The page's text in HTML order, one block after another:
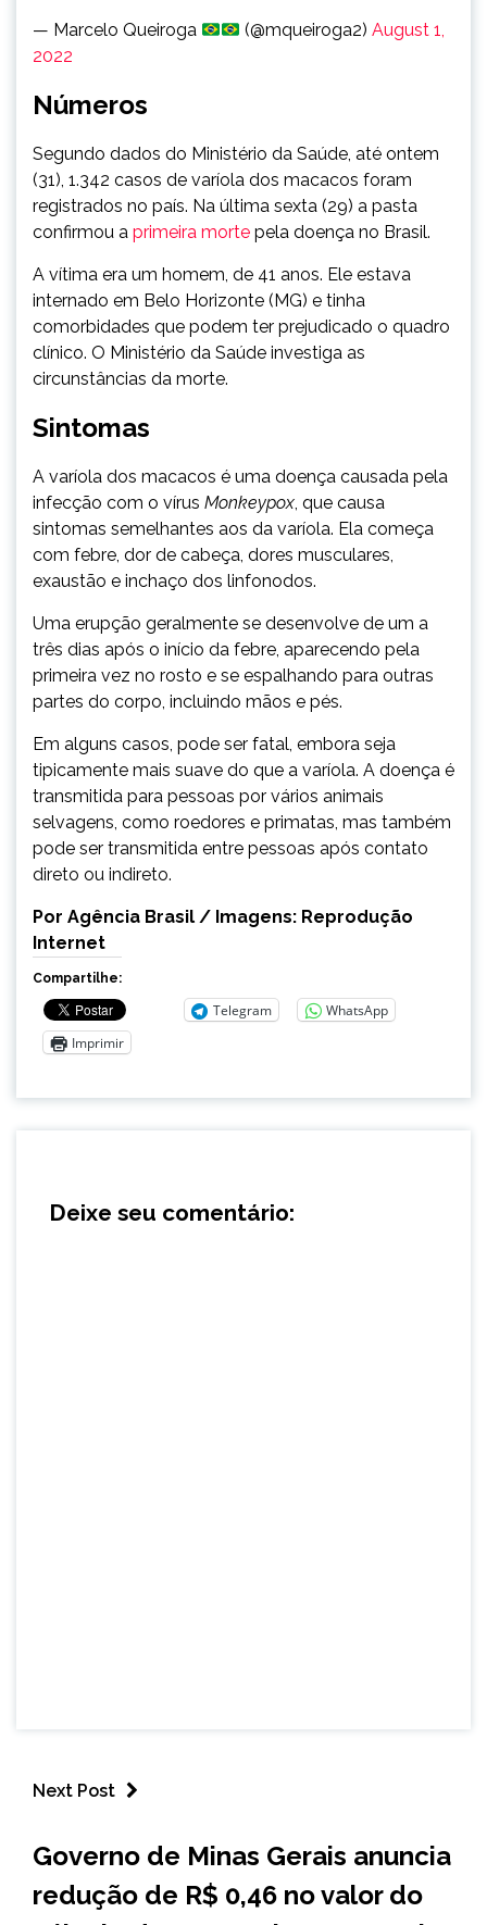
— Marcelo Queiroga (@mqueiroga2)August 1,
2022
Números
Segundo dados do Ministério da Saúde, até ontem
(31), 1.342 casos de varíola dos macacos foram
registrados no país. Na última sexta (29) a pasta
confirmou a primeira morte pela doença no Brasil.
A vítima era um homem, de 41 anos. Ele estava
internado em Belo Horizonte (MG) e tinha
comorbidades que podem ter prejudicado o quadro
clínico. O Ministério da Saúde investiga as
circunstâncias da morte.
Sintomas
A varíola dos macacos é uma doença causada pela
infecção com o vírus Monkeypox, que causa
sintomas semelhantes aos da varíola. Ela começa
com febre, dor de cabeça, dores musculares,
exaustão e inchaço dos linfonodos.
Uma erupção geralmente se desenvolve de um a
três dias após o início da febre, aparecendo pela
primeira vez no rosto e se espalhando para outras
partes do corpo, incluindo mãos e pés.
Em alguns casos, pode ser fatal, embora seja
tipicamente mais suave do que a varíola. A doença é
transmitida para pessoas por vários animais
selvagens, como roedores e primatas, mas também
pode ser transmitida entre pessoas após contato
direto ou indireto.
Por Agência Brasil / Imagens: Reprodução
Internet
Compartilhe:
Telegram
WhatsApp
Imprimir
Deixe seu comentário:
Next Post
GERAIS
Governo de Minas Gerais anuncia
redução de R$ 0,46 no valor do